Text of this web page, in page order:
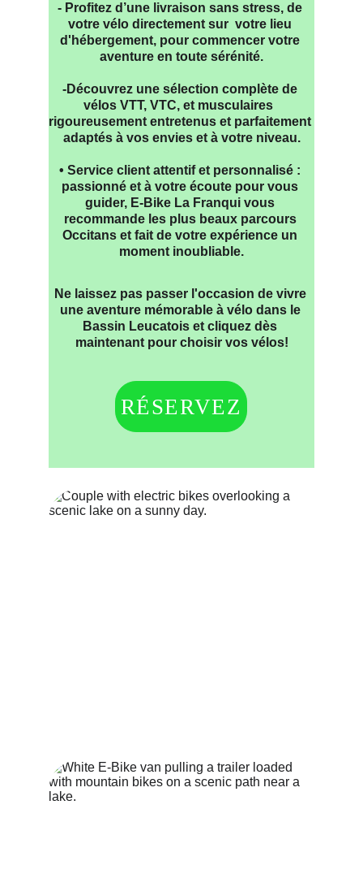
- Profitez d’une livraison sans stress, de
votre vélo directement sur  votre lieu
d'hébergement, pour commencer votre
aventure en toute sérénité.
-Découvrez une sélection complète de
vélos VTT, VTC, et musculaires
rigoureusement entretenus et parfaitement
adaptés à vos envies et à votre niveau.
• Service client attentif et personnalisé :
passionné et à votre écoute pour vous
guider, E-Bike La Franqui vous
recommande les plus beaux parcours
Occitans et fait de votre expérience un
moment inoubliable.
Ne laissez pas passer l'occasion de vivre
une aventure mémorable à vélo dans le
Bassin Leucatois et cliquez dès
maintenant pour choisir vos vélos!
RÉSERVEZ